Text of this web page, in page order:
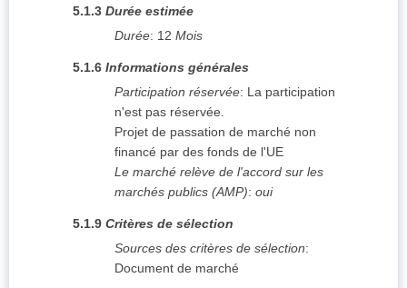
5.1.3 Durée estimée
Durée: 12 Mois
5.1.6 Informations générales
Participation réservée: La participation
n'est pas réservée.
Projet de passation de marché non
financé par des fonds de l'UE
Le marché relève de l'accord sur les
marchés publics (AMP): oui
5.1.9 Critères de sélection
Sources des critères de sélection:
Document de marché